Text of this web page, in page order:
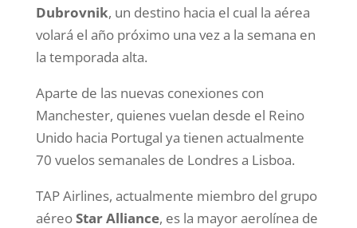
Dubrovnik, un destino hacia el cual la aérea
volará el año próximo una vez a la semana en
la temporada alta.
Aparte de las nuevas conexiones con
Manchester, quienes vuelan desde el Reino
Unido hacia Portugal ya tienen actualmente
70 vuelos semanales de Londres a Lisboa.
TAP Airlines, actualmente miembro del grupo
aéreoStar Alliance, es la mayor aerolínea de